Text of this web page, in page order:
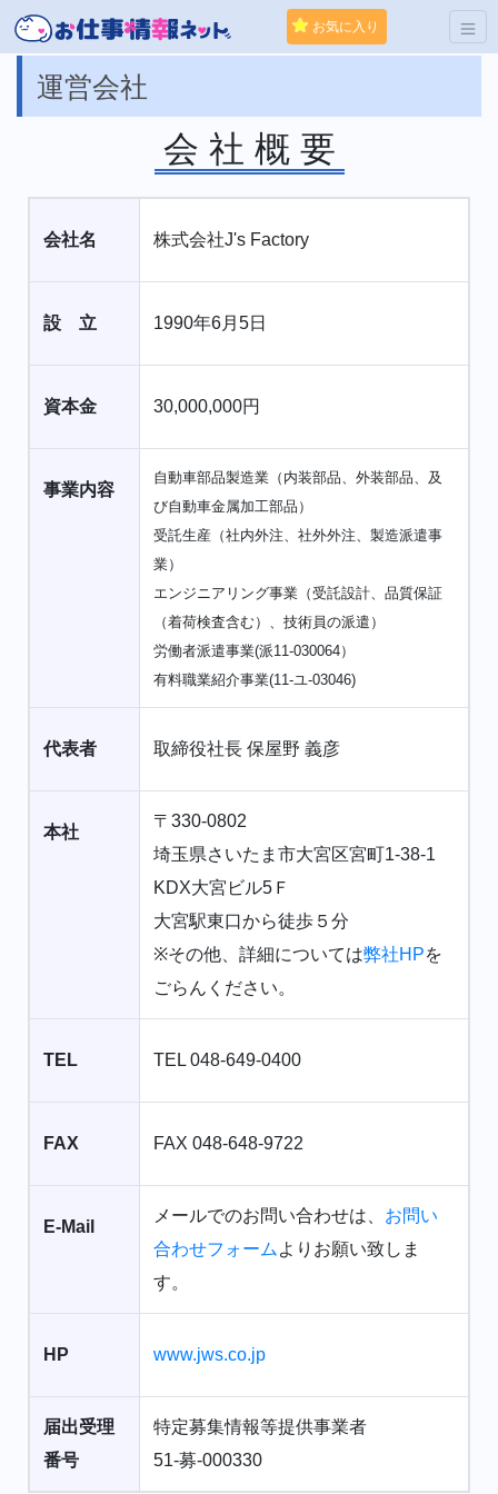
お気に入り
運営会社
会 社 概 要
会社名 株式会社J's Factory
設 立 1990年6月5日
資本金 30,000,000円
事業内容
自動車部品製造業（内装部品、外装部品、及
び自動車金属加工部品）
受託生産（社内外注、社外外注、製造派遣事
業）
エンジニアリング事業（受託設計、品質保証
（着荷検査含む）、技術員の派遣）
労働者派遣事業(派11-030064）
有料職業紹介事業(11-ユ-03046)
代表者 取締役社長 保屋野 義彦
本社
〒330-0802
埼玉県さいたま市大宮区宮町1-38-1
KDX大宮ビル5Ｆ
大宮駅東口から徒歩５分
※その他、詳細については弊社HPを
ごらんください。
TEL TEL 048-649-0400
FAX FAX 048-648-9722
E-Mail
メールでのお問い合わせは、 お問い
合わせフォーム よりお願い致しま
す。
HP www.jws.co.jp
届出受理
番号
特定募集情報等提供事業者
51-募-000330